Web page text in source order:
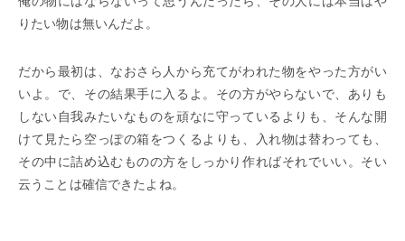
りたい物は無いんだよ。
だから最初は、なおさら人から充てがわれた物をやった方がい
いよ。で、その結果手に入るよ。その方がやらないで、ありも
しない自我みたいなものを頑なに守っているよりも、そんな開
けて見たら空っぽの箱をつくるよりも、入れ物は替わっても、
その中に詰め込むものの方をしっかり作ればそれでいい。そい
云うことは確信できたよね。